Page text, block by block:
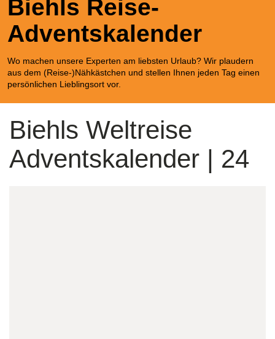
mehr
aus
Hand!
Biehls Reise-
Adventskalender
Wo machen unsere Experten am liebsten Urlaub? Wir plaudern
aus dem (Reise-)Nähkästchen und stellen Ihnen jeden Tag einen
persönlichen Lieblingsort vor.
Biehls Weltreise
Adventskalender | 24